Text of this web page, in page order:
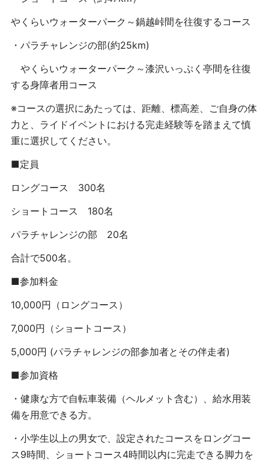
やくらいウォーターパーク～鍋越峠間を往復するコース
・パラチャレンジの部(約25km)
やくらいウォーターパーク～漆沢いっぷく亭間を往復
する身障者用コース
※コースの選択にあたっては、距離、標高差、ご自身の体
力と、ライドイベントにおける完走経験等を踏まえて慎
重に選択してください。
■定員
ロングコース 300名
ショートコース 180名
パラチャレンジの部 20名
合計で500名。
■参加料金
10,000円（ロングコース）
7,000円（ショートコース）
5,000円 (パラチャレンジの部参加者とその伴走者)
■参加資格
・健康な方で自転車装備（ヘルメット含む）、給水用装
備を用意できる方。
・小学生以上の男女で、設定されたコースをロングコー
ス9時間、ショートコース4時間以内に完走できる脚力を